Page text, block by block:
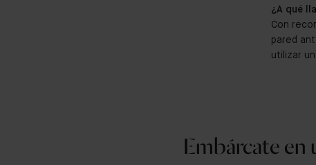
¿A qué
Con
pared
utilizar
Embárcate en